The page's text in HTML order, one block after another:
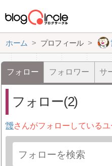
ホーム プロフィール
フォロー フォロワー サ
フォロー(2)
靉さんがフォローしているユ